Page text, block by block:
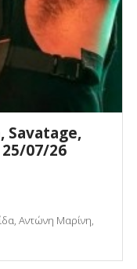
Savatage,
07/26
Αντώνη Μαρίνη,